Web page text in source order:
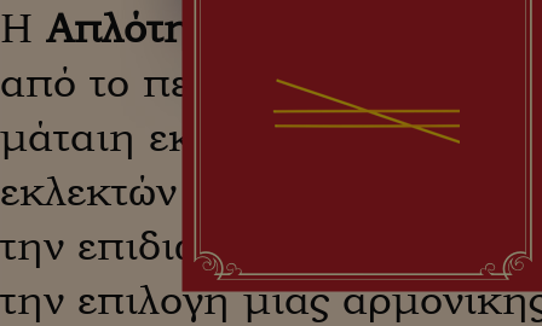
Η Απλότητα
από το περιττό. Καθαρές
μάταιη εκζήτηση. Η
εκλεκτών προϊόντων, ενώ η
την επιδιωκόμενη
την επιλογή μιας